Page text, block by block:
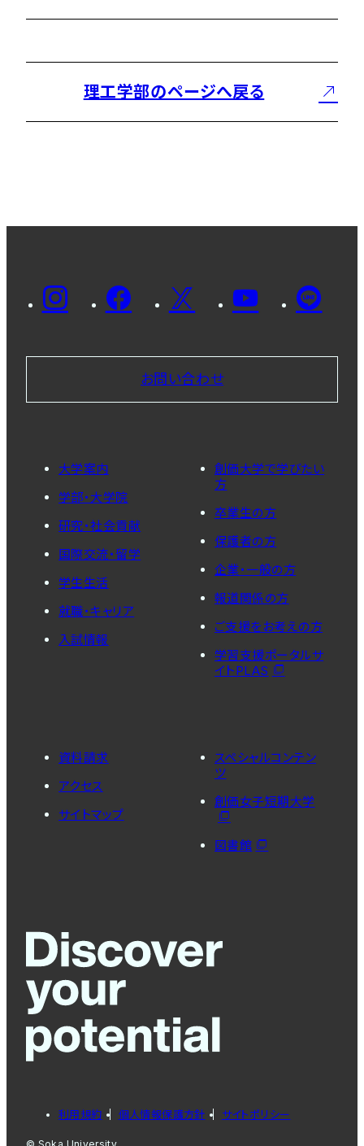
理工学部のページへ戻る
お問い合わせ
大学案内
学部・大学院
研究・社会貢献
国際交流・留学
学生生活
就職・キャリア
入試情報
創価大学で学びたい
方
卒業生の方
保護者の方
企業・一般の方
報道関係の方
ご支援をお考えの方
学習支援ポータルサ
イトPLAS
資料請求
アクセス
サイトマップ
スペシャルコンテン
ツ
創価女子短期大学
図書館
利用規約 個人情報保護方針 サイトポリシー